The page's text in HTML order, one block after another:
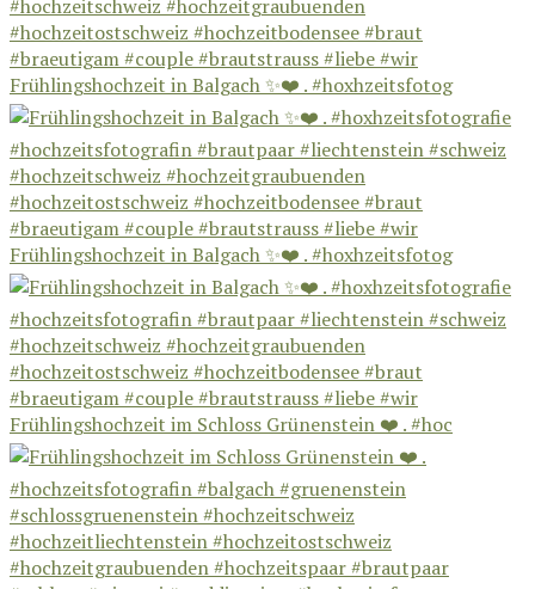
Frühlingshochzeit in Balgach ✨❤️ . #hoxhzeitsfotog
Frühlingshochzeit in Balgach ✨❤️ . #hoxhzeitsfotog
Frühlingshochzeit im Schloss Grünenstein ❤️ . #hoc